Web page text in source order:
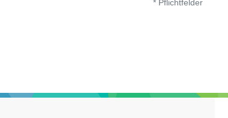
* Pflichtfelder